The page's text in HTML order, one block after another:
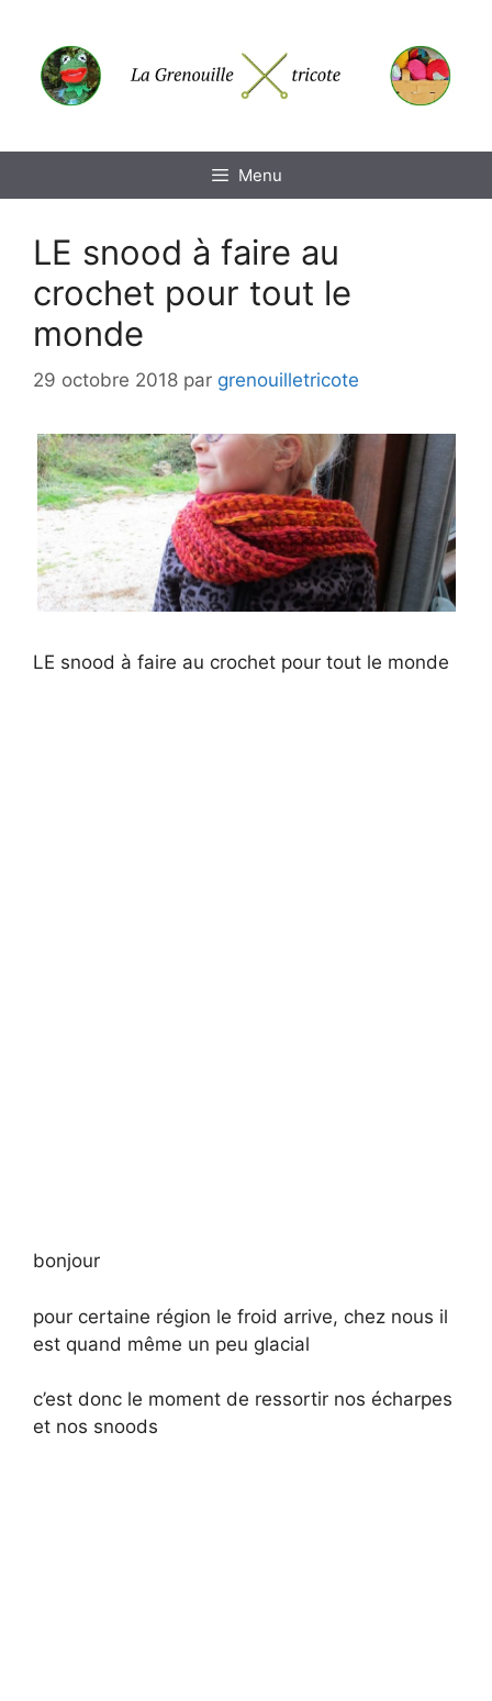
contenu
Menu
LE snood à faire au
crochet pour tout le
monde
29 octobre 2018 par grenouilletricote
LE snood à faire au crochet pour tout le monde
bonjour
pour certaine région le froid arrive, chez nous il
est quand même un peu glacial
c’est donc le moment de ressortir nos écharpes
et nos snoods